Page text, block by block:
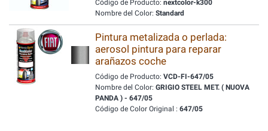
Código de Producto: nextcolor-k300
Nombre del Color: Standard
Pintura metalizada o perlada:
aerosol pintura para reparar
arañazos coche
Código de Producto: VCD-FI-647/05
Nombre del Color: GRIGIO STEEL MET. ( NUOVA
PANDA ) - 647/05
Código de Color Original : 647/05